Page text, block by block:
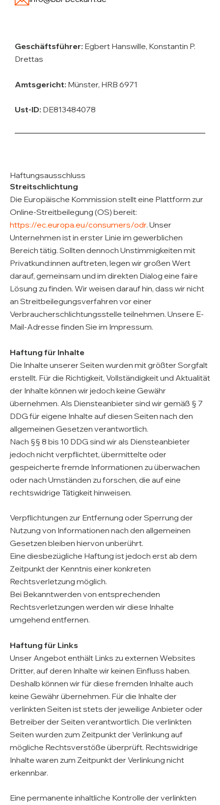
Geschäftsführer: Egbert Hanswille, Konstantin P.
Drettas
Amtsgericht: Münster, HRB 6971
Ust-ID: DE813484078
Haftungsausschluss
Streitschlichtung
Die Europäische Kommission stellt eine Plattform zur
Online-Streitbeilegung (OS) bereit:
https://ec.europa.eu/consumers/odr. Unser
Unternehmen ist in erster Linie im gewerblichen
Bereich tätig. Sollten dennoch Unstimmigkeiten mit
Privatkund:innen auftreten, legen wir großen Wert
darauf, gemeinsam und im direkten Dialog eine faire
Lösung zu finden. Wir weisen darauf hin, dass wir nicht
an Streitbeilegungsverfahren vor einer
Verbraucherschlichtungsstelle teilnehmen. Unsere E-
Mail-Adresse finden Sie im Impressum.
Haftung für Inhalte
Die Inhalte unserer Seiten wurden mit größter Sorgfalt
erstellt. Für die Richtigkeit, Vollständigkeit und Aktualität
der Inhalte können wir jedoch keine Gewähr
übernehmen. Als Diensteanbieter sind wir gemäß § 7
DDG für eigene Inhalte auf diesen Seiten nach den
allgemeinen Gesetzen verantwortlich.
Nach §§ 8 bis 10 DDG sind wir als Diensteanbieter
jedoch nicht verpflichtet, übermittelte oder
gespeicherte fremde Informationen zu überwachen
oder nach Umständen zu forschen, die auf eine
rechtswidrige Tätigkeit hinweisen.
Verpflichtungen zur Entfernung oder Sperrung der
Nutzung von Informationen nach den allgemeinen
Gesetzen bleiben hiervon unberührt.
Eine diesbezügliche Haftung ist jedoch erst ab dem
Zeitpunkt der Kenntnis einer konkreten
Rechtsverletzung möglich.
Bei Bekanntwerden von entsprechenden
Rechtsverletzungen werden wir diese Inhalte
umgehend entfernen.
Haftung für Links
Unser Angebot enthält Links zu externen Websites
Dritter, auf deren Inhalte wir keinen Einfluss haben.
Deshalb können wir für diese fremden Inhalte auch
keine Gewähr übernehmen. Für die Inhalte der
verlinkten Seiten ist stets der jeweilige Anbieter oder
Betreiber der Seiten verantwortlich. Die verlinkten
Seiten wurden zum Zeitpunkt der Verlinkung auf
mögliche Rechtsverstöße überprüft. Rechtswidrige
Inhalte waren zum Zeitpunkt der Verlinkung nicht
erkennbar.
Eine permanente inhaltliche Kontrolle der verlinkten